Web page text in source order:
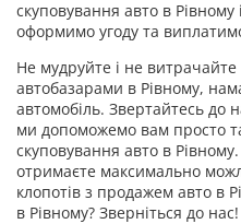
скуповування авто в Рівному
оформимо угоду та
Не мудруйте і не
автобазарами в Рівному,
автомобіль. Звертайтесь до
ми допоможемо вам просто
скуповування авто в
отримаєте максимально
клопотів з продажем авто в
в Рівному? Зверніться до нас!